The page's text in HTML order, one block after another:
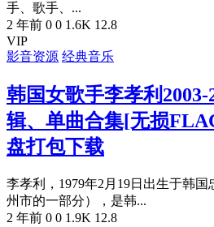
手、歌手、...
2 年前 0 0 1.6K 12.8
VIP
影音资源 经典音乐
韩国女歌手李孝利2003-
辑、单曲合集[无损
盘打包下载
李孝利，1979年2月19日出生于韩
州市的一部分），是韩...
2 年前 0 0 1.9K 12.8